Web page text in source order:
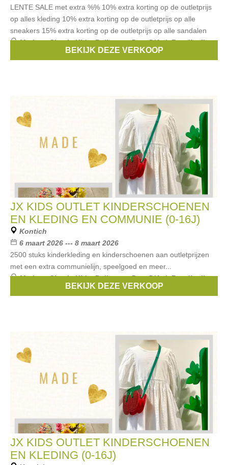
LENTE SALE met extra %% 10% extra korting op de outletprijs
op alles kleding 10% extra korting op de outletprijs op alle
sneakers 15% extra korting op de outletprijs op alle sandalen
Merken:Simple Kids,Bellerose,Pom D'Api,Rondinella,
BEKIJK DEZE VERKOOP
JX KIDS OUTLET KINDERSCHOENEN
EN KLEDING EN COMMUNIE (0-16J)
Kontich
6 maart 2026 --- 8 maart 2026
2500 stuks kinderkleding en kinderschoenen aan outletprijzen
met een extra communielijn, speelgoed en meer...
Merken:Simple Kids,Bellerose,Pom D'Api,Rondinella,
BEKIJK DEZE VERKOOP
JX KIDS OUTLET KINDERSCHOENEN
EN KLEDING (0-16J)